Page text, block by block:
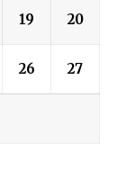
19 20
26 27